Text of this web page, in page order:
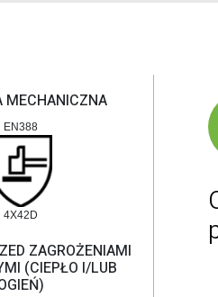
MECHANICZNA
EN388
4X42D
ZAGROŻENIAMI
(CIEPŁO I/LUB